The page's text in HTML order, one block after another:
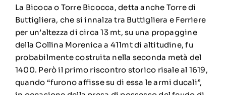
La Bicoca o Torre Bicocca, detta anche Torre di
Buttigliera, che si innalza tra Buttigliera e Ferriere
per un’altezza di circa 13 mt, su una propaggine
della Collina Morenica a 411mt di altitudine, fu
probabilmente costruita nella seconda metà del
1400. Però il primo riscontro storico risale al 1619,
quando “furono affisse su di essa le armi ducali”,